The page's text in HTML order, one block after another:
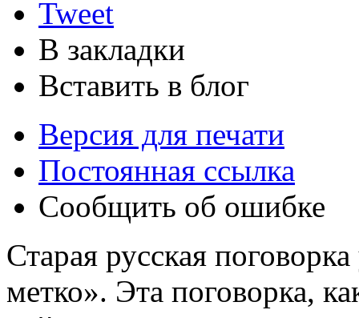
Tweet
В закладки
Вставить в блог
Версия для печати
Постоянная ссылка
Сообщить об ошибке
Старая русская
метко». Эта поговорка,